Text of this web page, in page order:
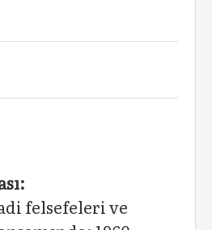
felsefeleri ve